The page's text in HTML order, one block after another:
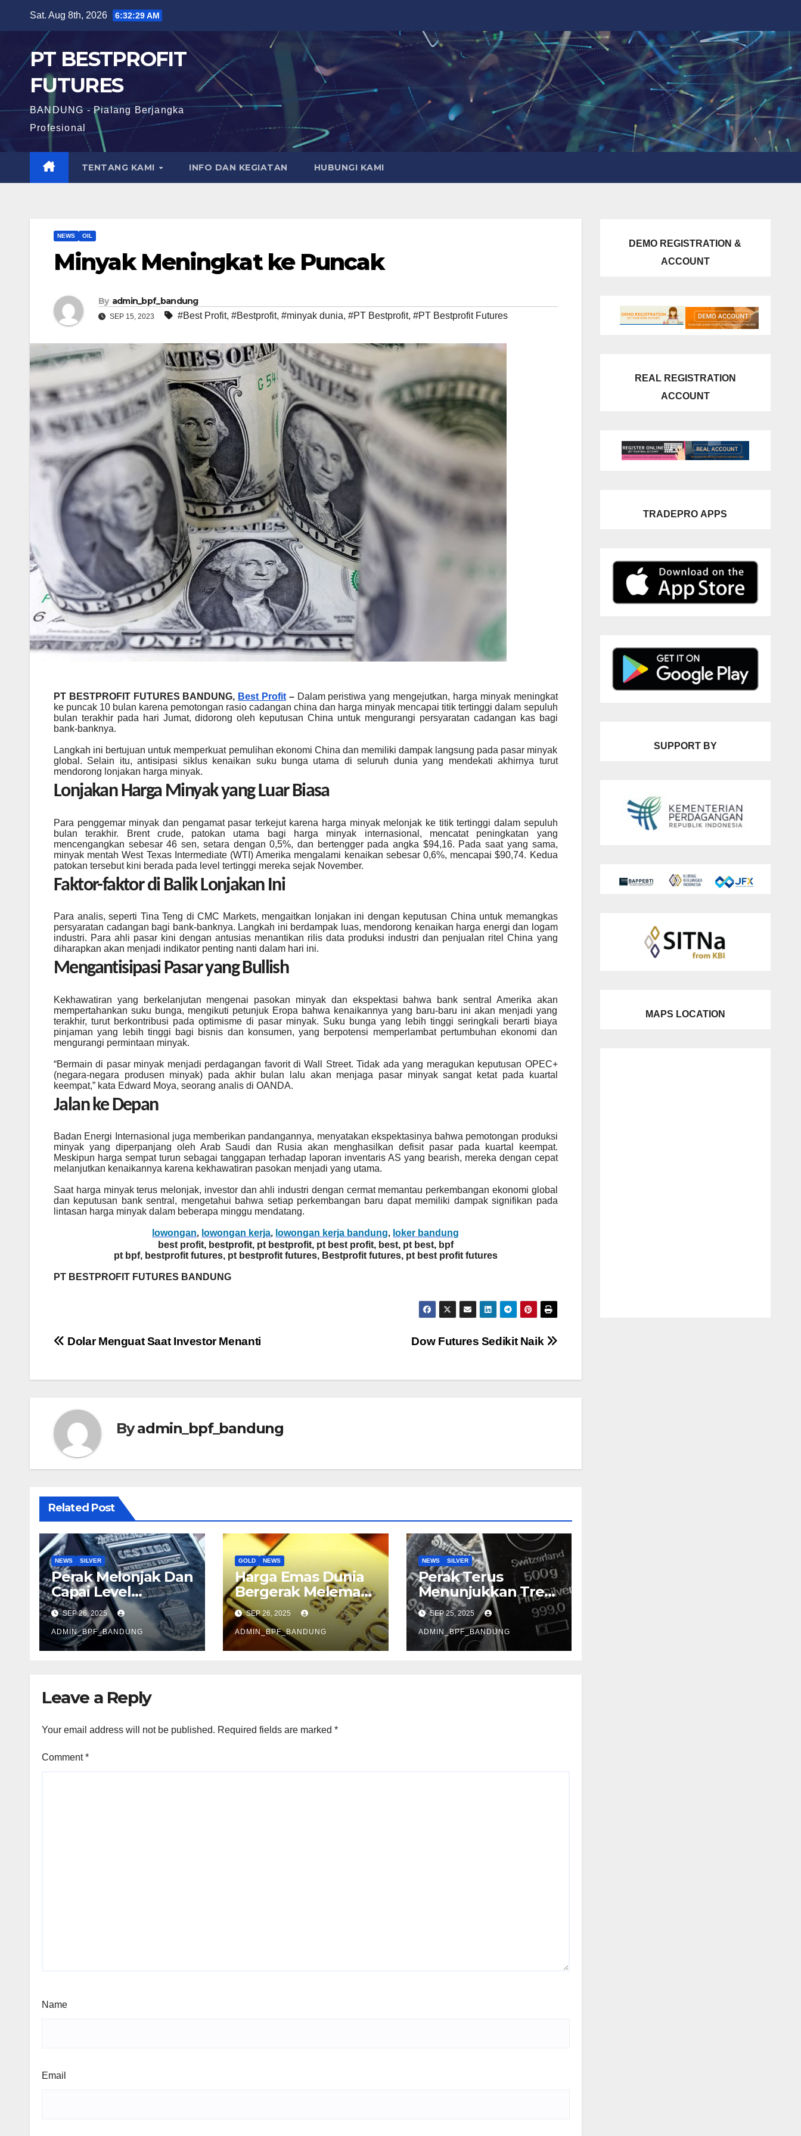
Sat. Aug 8th, 2026 6:32:31 AM
PT BESTPROFIT
FUTURES
BANDUNG - Pialang Berjangka
Profesional
TENTANG KAMI INFO DAN KEGIATAN HUBUNGI KAMI
NEWS OIL
Minyak Meningkat ke Puncak
By admin_bpf_bandung
SEP 15, 2023 #Best Profit, #Bestprofit, #minyak dunia, #PT Bestprofit, #PT Bestprofit Futures
PT BESTPROFIT FUTURES BANDUNG, Best Profit – Dalam peristiwa yang mengejutkan, harga minyak meningkat
ke puncak 10 bulan karena pemotongan rasio cadangan china dan harga minyak mencapai titik tertinggi dalam sepuluh
bulan terakhir pada hari Jumat, didorong oleh keputusan China untuk mengurangi persyaratan cadangan kas bagi
bank-banknya.
Langkah ini bertujuan untuk memperkuat pemulihan ekonomi China dan memiliki dampak langsung pada pasar minyak
global. Selain itu, antisipasi siklus kenaikan suku bunga utama di seluruh dunia yang mendekati akhirnya turut
mendorong lonjakan harga minyak.
Lonjakan Harga Minyak yang Luar Biasa
Para penggemar minyak dan pengamat pasar terkejut karena harga minyak melonjak ke titik tertinggi dalam sepuluh
bulan terakhir. Brent crude, patokan utama bagi harga minyak internasional, mencatat peningkatan yang
mencengangkan sebesar 46 sen, setara dengan 0,5%, dan bertengger pada angka $94,16. Pada saat yang sama,
minyak mentah West Texas Intermediate (WTI) Amerika mengalami kenaikan sebesar 0,6%, mencapai $90,74. Kedua
patokan tersebut kini berada pada level tertinggi mereka sejak November.
Faktor-faktor di Balik Lonjakan Ini
Para analis, seperti Tina Teng di CMC Markets, mengaitkan lonjakan ini dengan keputusan China untuk memangkas
persyaratan cadangan bagi bank-banknya. Langkah ini berdampak luas, mendorong kenaikan harga energi dan logam
industri. Para ahli pasar kini dengan antusias menantikan rilis data produksi industri dan penjualan ritel China yang
diharapkan akan menjadi indikator penting nanti dalam hari ini.
Mengantisipasi Pasar yang Bullish
Kekhawatiran yang berkelanjutan mengenai pasokan minyak dan ekspektasi bahwa bank sentral Amerika akan
mempertahankan suku bunga, mengikuti petunjuk Eropa bahwa kenaikannya yang baru-baru ini akan menjadi yang
terakhir, turut berkontribusi pada optimisme di pasar minyak. Suku bunga yang lebih tinggi seringkali berarti biaya
pinjaman yang lebih tinggi bagi bisnis dan konsumen, yang berpotensi memperlambat pertumbuhan ekonomi dan
mengurangi permintaan minyak.
“Bermain di pasar minyak menjadi perdagangan favorit di Wall Street. Tidak ada yang meragukan keputusan OPEC+
(negara-negara produsen minyak) pada akhir bulan lalu akan menjaga pasar minyak sangat ketat pada kuartal
keempat,” kata Edward Moya, seorang analis di OANDA.
Jalan ke Depan
Badan Energi Internasional juga memberikan pandangannya, menyatakan ekspektasinya bahwa pemotongan produksi
minyak yang diperpanjang oleh Arab Saudi dan Rusia akan menghasilkan defisit pasar pada kuartal keempat.
Meskipun harga sempat turun sebagai tanggapan terhadap laporan inventaris AS yang bearish, mereka dengan cepat
melanjutkan kenaikannya karena kekhawatiran pasokan menjadi yang utama.
Saat harga minyak terus melonjak, investor dan ahli industri dengan cermat memantau perkembangan ekonomi global
dan keputusan bank sentral, mengetahui bahwa setiap perkembangan baru dapat memiliki dampak signifikan pada
lintasan harga minyak dalam beberapa minggu mendatang.
lowongan, lowongan kerja, lowongan kerja bandung, loker bandung
best profit, bestprofit, pt bestprofit, pt best profit, best, pt best, bpf
pt bpf, bestprofit futures, pt bestprofit futures, Bestprofit futures, pt best profit futures
PT BESTPROFIT FUTURES BANDUNG
Post
Dow Futures Sedikit Naik
Dolar Menguat Saat Investor Menanti
Byadmin_bpf_bandung
Related Post
NEWS SILVER
Perak Melonjak Dan
Capai Level
Tertinggi
SEP 26, 2025
ADMIN_BPF_BANDUNG
GOLD NEWS
Harga Emas Dunia
Bergerak Melemah
Tipis
SEP 26, 2025
ADMIN_BPF_BANDUNG
NEWS SILVER
Perak Terus
Menunjukkan Tren
Penguatan
SEP 25, 2025
ADMIN_BPF_BANDUNG
Leave a Reply
Your email address will not be published. Required fields are marked *
Comment*
Name
Email
DEMO REGISTRATION &
ACCOUNT
REAL REGISTRATION
ACCOUNT
TRADEPRO APPS
SUPPORT BY
MAPS LOCATION